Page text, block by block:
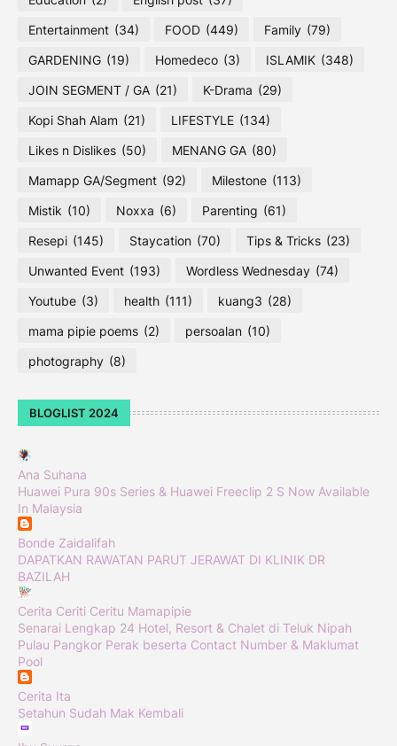
Entertainment (34) FOOD (449) Family (79)
GARDENING (19) Homedeco (3) ISLAMIK (348)
JOIN SEGMENT / GA (21) K-Drama (29)
Kopi Shah Alam (21) LIFESTYLE (134)
Likes n Dislikes (50) MENANG GA (80)
Mamapp GA/Segment (92) Milestone (113)
Mistik (10) Noxxa (6) Parenting (61)
Resepi (145) Staycation (70) Tips & Tricks (23)
Unwanted Event (193) Wordless Wednesday (74)
Youtube (3) health (111) kuang3 (28)
mama pipie poems (2) persoalan (10)
photography (8)
BLOGLIST 2024
Ana Suhana
Huawei Pura 90s Series & Huawei Freeclip 2 S Now Available
In Malaysia
Bonde Zaidalifah
DAPATKAN RAWATAN PARUT JERAWAT DI KLINIK DR
BAZILAH
Cerita Ceriti Ceritu Mamapipie
Senarai Lengkap 24 Hotel, Resort & Chalet di Teluk Nipah
Pulau Pangkor Perak beserta Contact Number & Maklumat
Pool
Cerita Ita
Setahun Sudah Mak Kembali